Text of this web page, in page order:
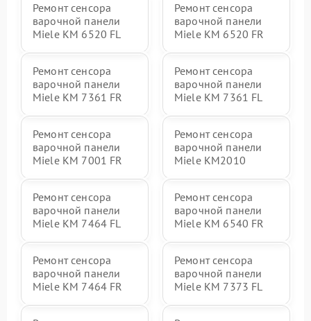
Ремонт сенсора
варочной панели
Miele KM 6520 FL
Ремонт сенсора
варочной панели
Miele KM 6520 FR
Ремонт сенсора
варочной панели
Miele KM 7361 FR
Ремонт сенсора
варочной панели
Miele KM 7361 FL
Ремонт сенсора
варочной панели
Miele KM 7001 FR
Ремонт сенсора
варочной панели
Miele KM2010
Ремонт сенсора
варочной панели
Miele KM 7464 FL
Ремонт сенсора
варочной панели
Miele KM 6540 FR
Ремонт сенсора
варочной панели
Miele KM 7464 FR
Ремонт сенсора
варочной панели
Miele KM 7373 FL